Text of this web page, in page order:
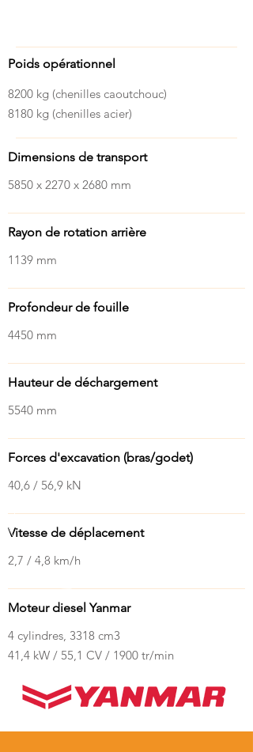
Poids opérationnel
8200 kg (chenilles caoutchouc)
8180 kg (chenilles acier)
Dimensions de transport
5850 x 2270 x 2680 mm
Rayon de rotation arrière
1139 mm
Profondeur de fouille
4450 mm
Hauteur de déchargement
5540 mm
Forces d'excavation (bras/godet)
40,6 / 56,9 kN
Vitesse de déplacement
2,7 / 4,8 km/h
Moteur diesel Yanmar
4 cylindres, 3318 cm3
41,4 kW / 55,1 CV / 1900 tr/min